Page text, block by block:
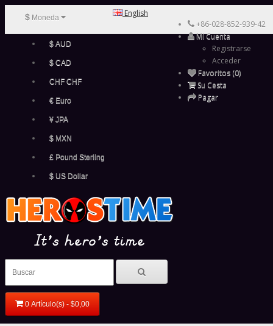
$ Moneda
$ AUD
$ CAD
CHF CHF
€ Euro
¥ JPA
$ MXN
£ Pound Sterling
$ US Dollar
English
+86-028-852-939-42
Mi Cuenta
Registrarse
Acceder
Favoritos (0)
Su Cesta
Pagar
0 Artículo(s) - $0,00